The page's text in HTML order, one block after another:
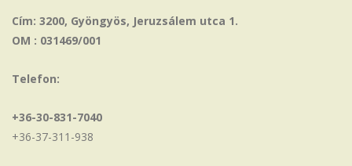
Cím: 3200, Gyöngyös, Jeruzsálem utca 1.
OM : 031469/001
Telefon:
+36-30-831-7040
+36-37-311-938